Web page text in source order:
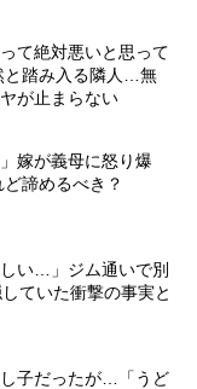
て絶対悪いと思って
と踏み入る隣人…無
が止まらない
嫁が義母に怒り爆
諦めるべき？
い…」ジム通いで別
ていた衝撃の事実と
子だったが…「うど